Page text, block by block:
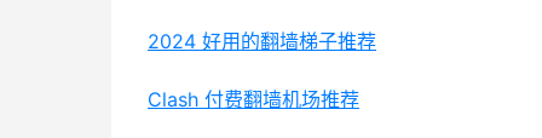
2024 好用的翻墙梯子推荐
Clash 付费翻墙机场推荐